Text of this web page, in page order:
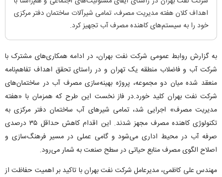
اهداف کلان هفته مدیریت مصرف، تمامی شیرآلات ساختمان دفتر مرکزی
خود را به سیستم‌های کاهنده مصرف آب تجهیز کرد.
به گزارش روابط عمومی شرکت نفت بهران، در ادامه همکاری‌های مشترک با
شرکت آب و فاضلاب منطقه یک تهران و در راستای تحقق اهداف تفاهم‌نامه
منعقد شده میان دو مجموعه، پروژه بهینه‌سازی مصرف آب در ساختمان‌های
شرکت نفت بهران کلید خورد.در فاز نخست این طرح که همزمان با «هفته
مدیریت مصرف» اجرایی شد، تمامی شیرهای آب ساختمان دفتر مرکزی به
تکنولوژی کاهنده مصرف مجهز شدند. این اقدام کاهش حداقل ۳۵ درصدی
صرفه آب در محیط اداری می‌شود و گامی عملی در مسیر فرهنگ‌سازی و
اصلاح الگوی مصرف منابع حیاتی در سطح صنعت به شمار می‌رود.
مهندس علی کاظمی، مدیرعامل شرکت نفت بهران با تاکید بر اهمیت حفاظت از